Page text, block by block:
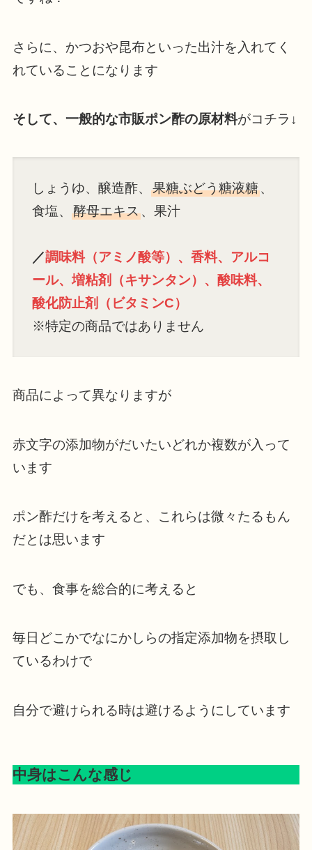
さらに、かつおや昆布といった出汁を入れてく
れていることになります
そして、一般的な市販ポン酢の原材料がコチラ↓
しょうゆ、醸造酢、果糖ぶどう糖液糖、
食塩、酵母エキス、果汁
／調味料（アミノ酸等）、香料、アルコ
ール、増粘剤（キサンタン）、酸味料、
酸化防止剤（ビタミンC）
※特定の商品ではありません
商品によって異なりますが
赤文字の添加物がだいたいどれか複数が入って
います
ポン酢だけを考えると、これらは微々たるもん
だとは思います
でも、食事を総合的に考えると
毎日どこかでなにかしらの指定添加物を摂取し
ているわけで
自分で避けられる時は避けるようにしています
中身はこんな感じ